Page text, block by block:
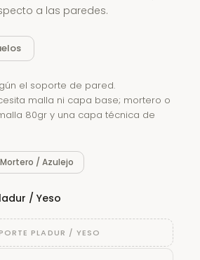
a las paredes.
el soporte de pared.
malla ni capa base; mortero o
80gr y una capa técnica de
Mortero / Azulejo
/ Yeso
PLADUR / YESO